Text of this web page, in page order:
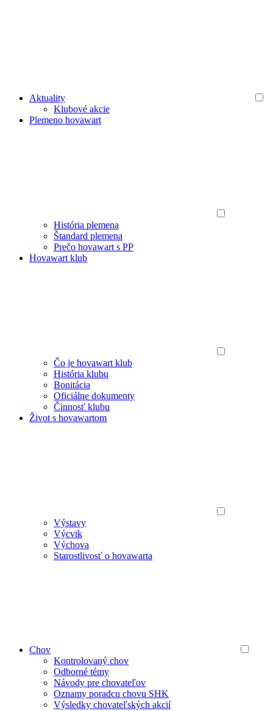
Aktuality
Klubové akcie
Plemeno hovawart
História plemena
Štandard plemena
Prečo hovawart s PP
Hovawart klub
Čo je hovawart klub
História klubu
Bonitácia
Oficiálne dokumenty
Činnosť klubu
Život s hovawartom
Výstavy
Výcvik
Výchova
Starostlivosť o hovawarta
Chov
Kontrolovaný chov
Odborné témy
Návody pre chovateľov
Oznamy poradcu chovu SHK
Výsledky chovateľských akcií